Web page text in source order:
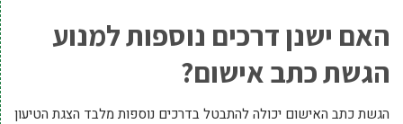
האם ישנן דרכים נוספות למנוע
הגשת כתב אישום?
הגשת כתב האישום יכולה להתבטל בדרכים נוספות מלבד הצגת הטיעון